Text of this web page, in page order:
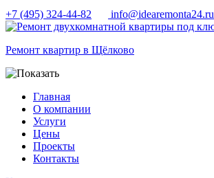
+7 (495) 324-44-82 info@idearemonta24.ru
Ремонт квартир в Щёлково
Главная
О компании
Услуги
Цены
Проекты
Контакты